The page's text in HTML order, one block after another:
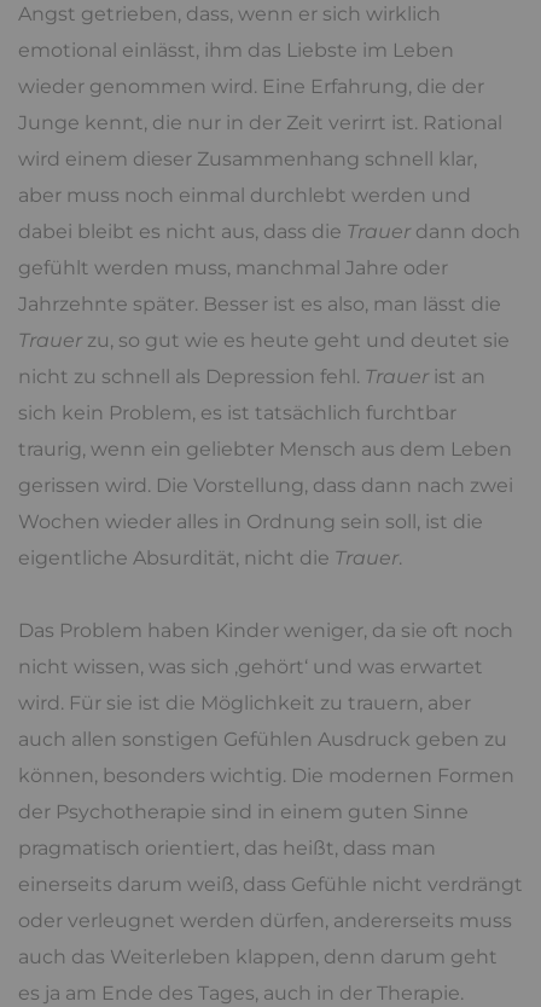
Angst getrieben, dass, wenn er sich wirklich
emotional einlässt, ihm das Liebste im Leben
wieder genommen wird. Eine Erfahrung, die der
Junge kennt, die nur in der Zeit verirrt ist. Rational
wird einem dieser Zusammenhang schnell klar,
aber muss noch einmal durchlebt werden und
dabei bleibt es nicht aus, dass die Trauer dann doch
gefühlt werden muss, manchmal Jahre oder
Jahrzehnte später. Besser ist es also, man lässt die
Trauer zu, so gut wie es heute geht und deutet sie
nicht zu schnell als Depression fehl. Trauer ist an
sich kein Problem, es ist tatsächlich furchtbar
traurig, wenn ein geliebter Mensch aus dem Leben
gerissen wird. Die Vorstellung, dass dann nach zwei
Wochen wieder alles in Ordnung sein soll, ist die
eigentliche Absurdität, nicht die Trauer.
Das Problem haben Kinder weniger, da sie oft noch
nicht wissen, was sich ‚gehört‘ und was erwartet
wird. Für sie ist die Möglichkeit zu trauern, aber
auch allen sonstigen Gefühlen Ausdruck geben zu
können, besonders wichtig. Die modernen Formen
der Psychotherapie sind in einem guten Sinne
pragmatisch orientiert, das heißt, dass man
einerseits darum weiß, dass Gefühle nicht verdrängt
oder verleugnet werden dürfen, andererseits muss
auch das Weiterleben klappen, denn darum geht
es ja am Ende des Tages, auch in der Therapie.